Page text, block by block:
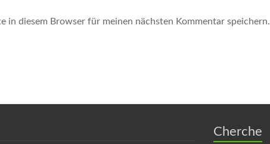
in diesem Browser für meinen nächsten Kommentar speichern.
Cherche